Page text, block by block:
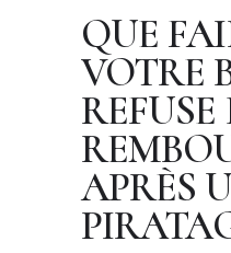
CONTACT
QUE
VOTRE
REFUSE
APRÈS